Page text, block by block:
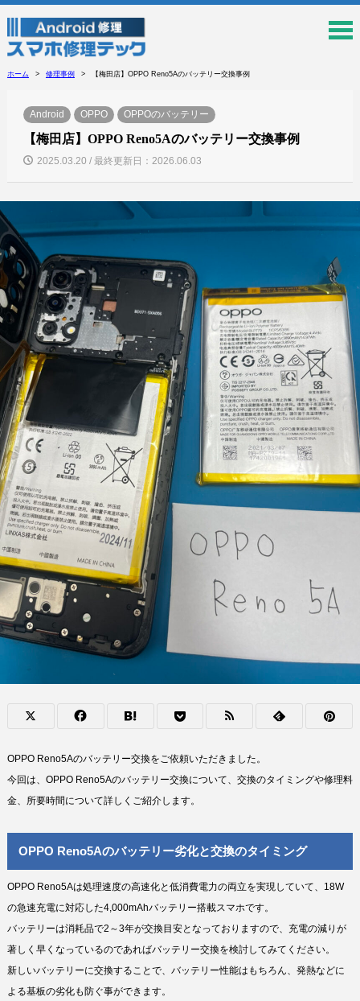
ホーム 修理事例 【梅田店】OPPO Reno5Aのバッテリー交換事例
Android OPPO OPPOのバッテリー
【梅田店】OPPO Reno5Aのバッテリー交換事例
2025.03.20 / 最終更新日：2026.06.03
OPPO Reno5Aのバッテリー交換をご依頼いただきました。
今回は、OPPO Reno5Aのバッテリー交換について、交換のタイミングや修理料
金、所要時間について詳しくご紹介します。
OPPO Reno5Aのバッテリー劣化と交換のタイミング
OPPO Reno5Aは処理速度の高速化と低消費電力の両立を実現していて、18W
の急速充電に対応した4,000mAhバッテリー搭載スマホです。
バッテリーは消耗品で2～3年が交換目安となっておりますので、充電の減りが
著しく早くなっているのであればバッテリー交換を検討してみてください。
新しいバッテリーに交換することで、バッテリー性能はもちろん、発熱などに
よる基板の劣化も防ぐ事ができます。